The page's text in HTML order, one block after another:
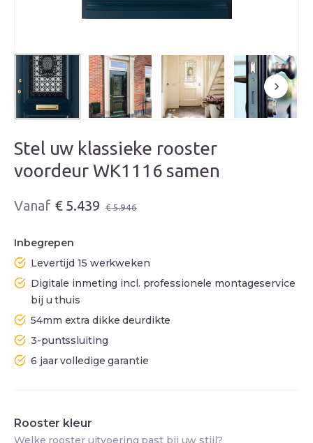
Stel uw klassieke rooster
voordeur WK1116 samen
€5.946
Oorspronkelijke
was:
€ 5.946.
€5.439
Huidige
is:
€ 5.439.
Inbegrepen
Levertijd 15 werkweken
Digitale inmeting incl. professionele montageservice
bij u thuis
54mm extra dikke deurdikte
3-puntssluiting
6 jaar volledige garantie
Rooster kleur
Welke rooster uitvoering past bij uw stijl?